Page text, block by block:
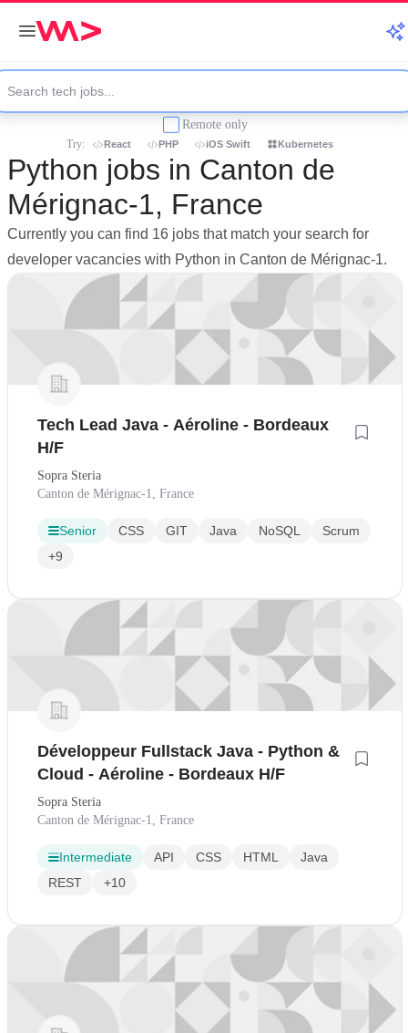
Remote only
Try: React PHP iOS Swift Kubernetes
Python jobs in Canton de
Mérignac-1, France
Currently you can find 16 jobs that match your search for
developer vacancies with Python in Canton de Mérignac-1.
Tech Lead Java - Aéroline - Bordeaux
H/F
Sopra Steria
Canton de Mérignac-1, France
Senior CSS GIT Java NoSQL
Scrum
+9
Développeur Fullstack Java - Python &
Cloud - Aéroline - Bordeaux H/F
Sopra Steria
Canton de Mérignac-1, France
Intermediate API CSS HTML
Java
REST
+10